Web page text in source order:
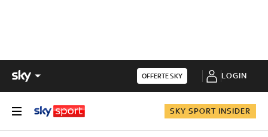
OFFERTE SKY LOGIN
SKY SPORT INSIDER